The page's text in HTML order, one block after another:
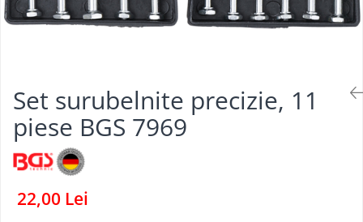
Dispozitive pentru anvelope
Mazda
Nissan
Opel
Peugeot
Porsche
Renault
Dispozitive magnetice, oglinzi,
Set surubelnite precizie, 11
piese BGS 7969
22,00 Lei